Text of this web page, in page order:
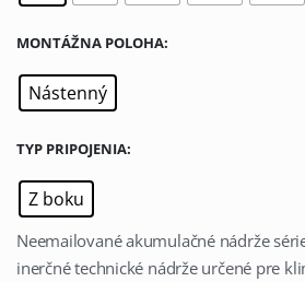
MONTÁŽNA POLOHA
Nástenný
TYP PRIPOJENIA
Z boku
Neemailované akumulačné nádrže
inerčné technické nádrže určené pre